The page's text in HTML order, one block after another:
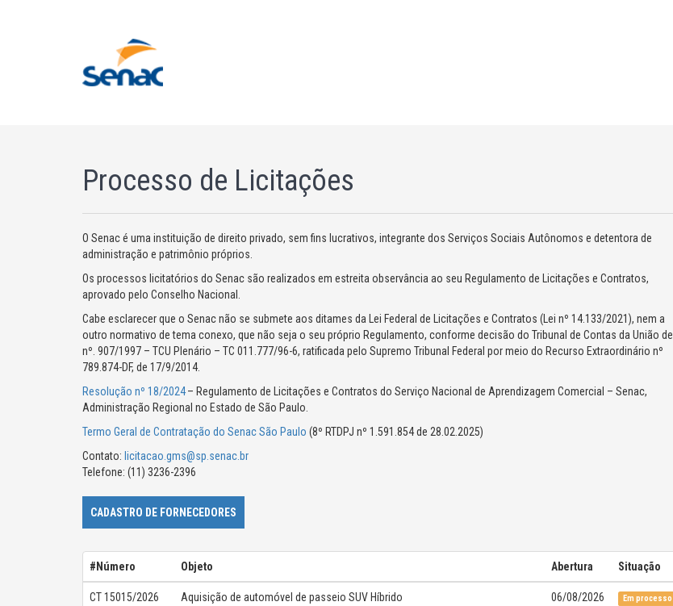
Processo de Licitações
O Senac é uma instituição de direito privado, sem fins lucrativos, integrante dos Serviços Sociais Autônomos e detentora de
administração e patrimônio próprios.
Os processos licitatórios do Senac são realizados em estreita observância ao seu Regulamento de Licitações e Contratos,
aprovado pelo Conselho Nacional.
Cabe esclarecer que o Senac não se submete aos ditames da Lei Federal de Licitações e Contratos (Lei nº 14.133/2021), nem a
outro normativo de tema conexo, que não seja o seu próprio Regulamento, conforme decisão do Tribunal de Contas da União de
nº. 907/1997 – TCU Plenário – TC 011.777/96-6, ratificada pelo Supremo Tribunal Federal por meio do Recurso Extraordinário nº
789.874-DF, de 17/9/2014.
Resolução nº 18/2024– Regulamento de Licitações e Contratos do Serviço Nacional de Aprendizagem Comercial – Senac,
Administração Regional no Estado de São Paulo.
Termo Geral de Contratação do Senac São Paulo (8º RTDPJ nº 1.591.854 de 28.02.2025)
Contato: licitacao.gms@sp.senac.br
Telefone: (11) 3236-2396
CADASTRO DE FORNECEDORES
#Número Objeto Abertura Situação
CT 15015/2026 Aquisição de automóvel de passeio SUV Híbrido 06/08/2026 Em processo